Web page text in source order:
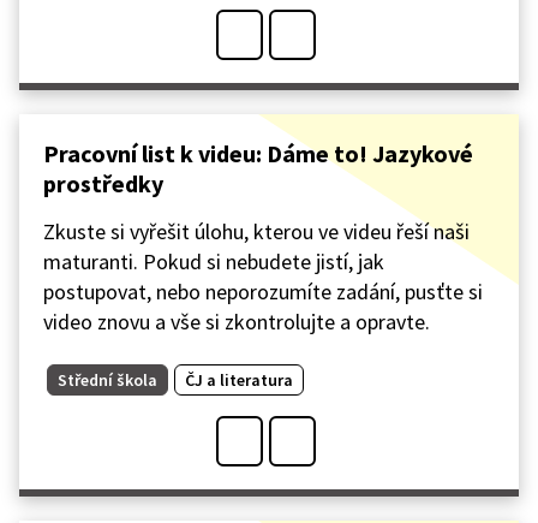
Pracovní list k videu: Dáme to! Jazykové
prostředky
Zkuste si vyřešit úlohu, kterou ve videu řeší naši
maturanti. Pokud si nebudete jistí, jak
postupovat, nebo neporozumíte zadání, pusťte si
video znovu a vše si zkontrolujte a opravte.
Střední škola ČJ a literatura